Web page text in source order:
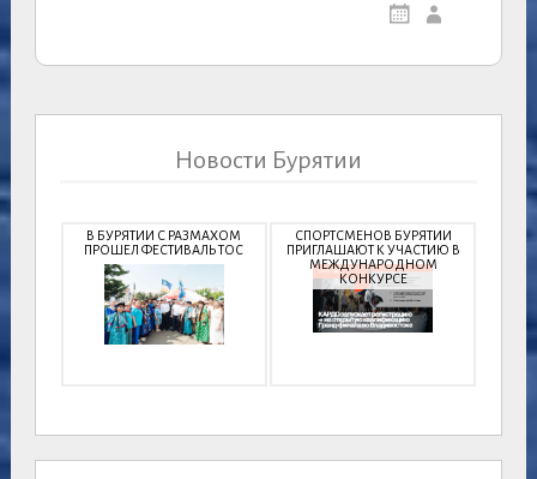
Новости Бурятии
В БУРЯТИИ С РАЗМАХОМ
ПРОШЕЛ ФЕСТИВАЛЬ ТОС
СПОРТСМЕНОВ БУРЯТИИ
ПРИГЛАШАЮТ К УЧАСТИЮ В
МЕЖДУНАРОДНОМ
КОНКУРСЕ